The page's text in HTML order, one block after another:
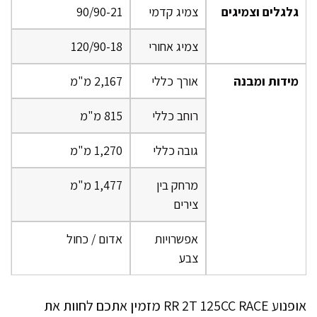
גלגלים וצמיגים צמיג קדמי 90/90-21
צמיג אחורי 120/90-18
מידות ומבנה אורך כללי 2,167 מ"מ
רוחב כללי 815 מ"מ
גובה כללי 1,270 מ"מ
מרחק בין
צירים
1,477 מ"מ
אפשרויות
צבע
אדום / כחול
אופנוע RR 2T 125CC RACE מזמין אתכם לחוות את